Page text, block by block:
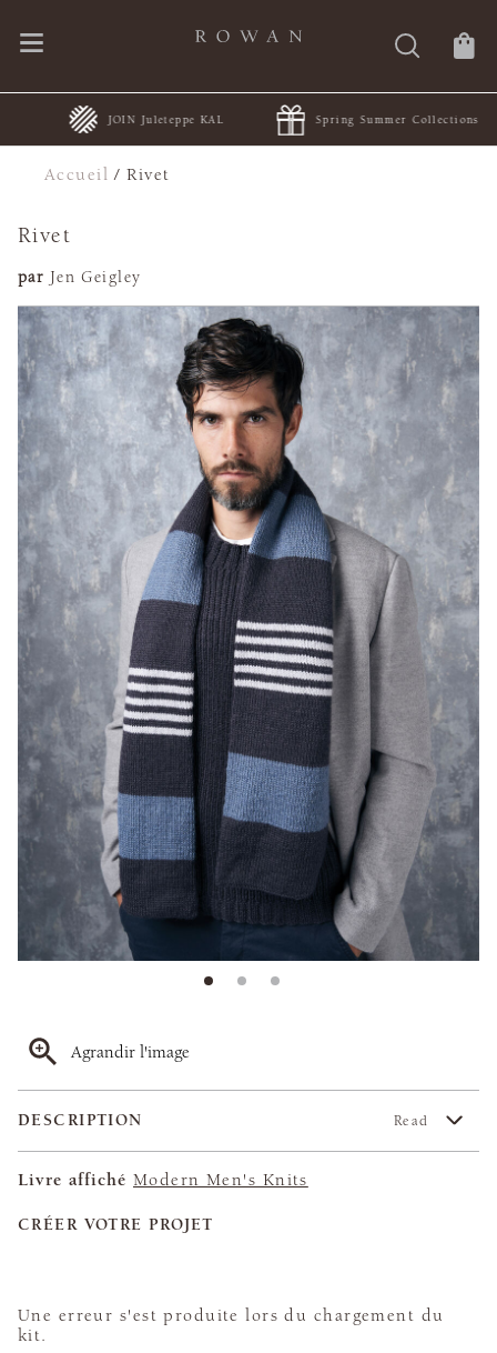
JOIN Juleteppe KAL Spring Summer Collections
Accueil /Rivet
Rivet
par Jen Geigley
Agrandir l'image
DESCRIPTION Read
Livre affiché Modern Men's Knits
CRÉER VOTRE PROJET
Une erreur s'est produite lors du chargement du
kit.